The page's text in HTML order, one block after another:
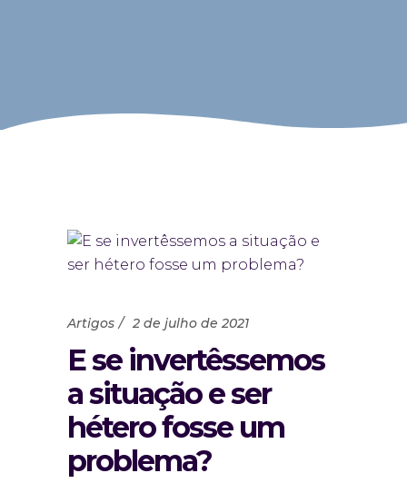
Artigos 2 de julho de 2021
E se invertêssemos
a situação e ser
hétero fosse um
problema?